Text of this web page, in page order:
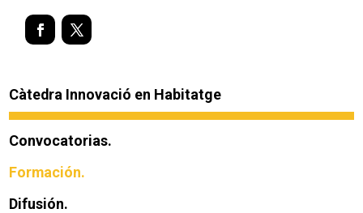
Càtedra Innovació en Habitatge
Convocatorias.
Formación.
Difusión.